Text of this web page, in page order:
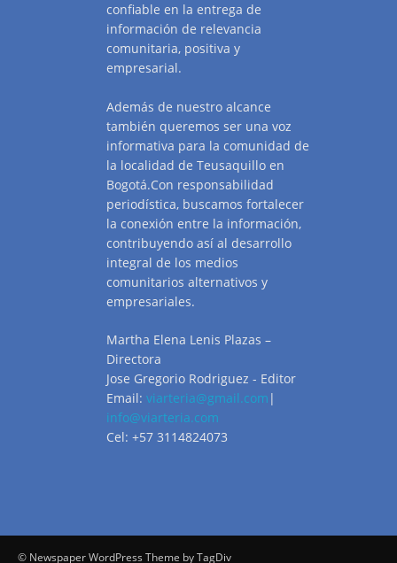
confiable en la entrega de
información de relevancia
comunitaria, positiva y
empresarial.
Además de nuestro alcance
también queremos ser una voz
informativa para la comunidad de
la localidad de Teusaquillo en
Bogotá.Con responsabilidad
periodística, buscamos fortalecer
la conexión entre la información,
contribuyendo así al desarrollo
integral de los medios
comunitarios alternativos y
empresariales.
Martha Elena Lenis Plazas –
Directora
Jose Gregorio Rodriguez - Editor
Email: viarteria@gmail.com |
info@viarteria.com
Cel: +57 3114824073
© Newspaper WordPress Theme by TagDiv